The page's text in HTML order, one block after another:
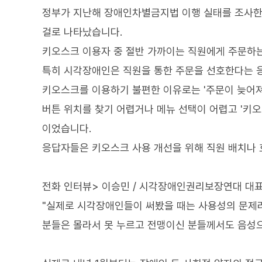
정부가 지난해 장애인차별금지법 이행 실태를 조사
걸로 나타났습니다.
키오스크 이용자 중 절반 가까이는 직원에게 주문하
특히 시각장애인은 직원을 통한 주문을 선호한다
키오스크를 이용하기 불편한 이유로는 '주문이 늦
버튼 위치를 찾기 어렵거나 메뉴 선택이 어렵고 '키
이었습니다.
응답자들은 키오스크 사용 개선을 위해 직원 배치나
전화 인터뷰> 이승민 / 시각장애인권리보장연대 대
"실제로 시각장애인들이 써봤을 때는 사용성의 문
분들은 몰라서 못 누르고 전맹이신 분들께서도 음성